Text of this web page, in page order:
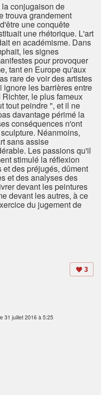
conjugaison de
trouva grandement
une conquête
une rhétorique. L'art
en académisme. Dans
les signes
pour provoquer
tant en Europe qu'aux
rare de voir des artistes
ignore les barrières entre
le plus fameux
tout peindre ", et il ne
davantage périmé la
conséquences n'ont
Néanmoins,
sans assise
Les passions qu'il
stimulé la réflexion
des préjugés, dûment
et des analyses des
devant les peintures
devant les autres, à ce
du jugement de
3
31 juillet 2016 à 5:25